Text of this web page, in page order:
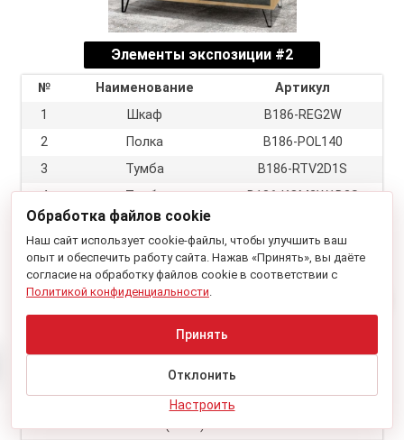
Элементы экспозиции #2
№ Наименование
Артикул
1
Шкаф
B186-REG2W
2
Полка
B186-POL140
3
Тумба
B186-RTV2D1S
4
Тумба
B186-KOM2W1D2S
5
Стол журнальный
Экспозиция #3
Элементы экспозиции #3
Наименование
1
Тумба
В186-KOM4D
2
Полка (2 шт.) B186-POL140
Обработка файлов cookie
Наш сайт использует cookie-файлы, чтобы улучшить ваш
опыт и обеспечить работу сайта. Нажав «Принять», вы даёте
согласие на обработку файлов cookie в соответствии с
Политикой конфиденциальности.
Настроить
Отклонить
Принять